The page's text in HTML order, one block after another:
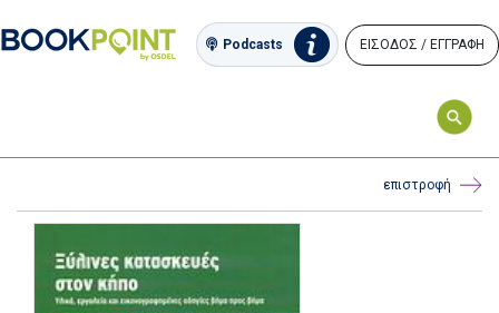
Podcasts ΕΙΣΟΔΟΣ / ΕΓΓΡΑΦΗ
επιστροφή